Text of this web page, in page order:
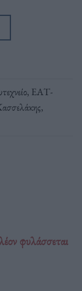
, ΕΑΤ-
,
φυλάσσεται